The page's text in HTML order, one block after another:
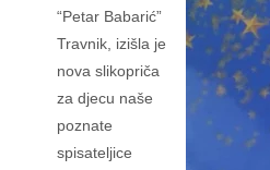
“Petar Babarić”
Travnik, izišla je
nova slikopriča
za djecu naše
poznate
spisateljice